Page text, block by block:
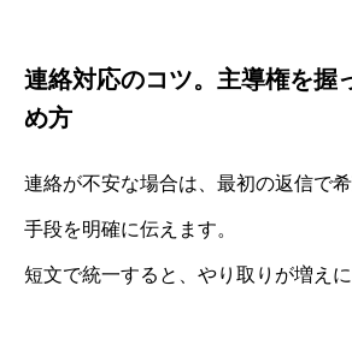
連絡対応のコツ。主導権を握
め方
連絡が不安な場合は、最初の返信で
手段を明確に伝えます。
短文で統一すると、やり取りが増えに